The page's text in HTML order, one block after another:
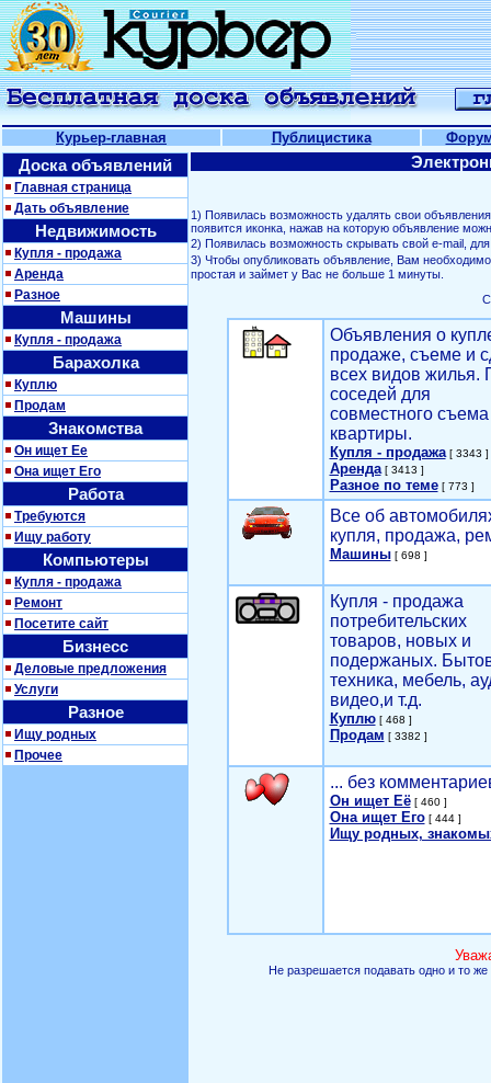
Курьер-главная Публицистика
Доска объявлений
Главная страница
Дать объявление
Недвижимость
Купля - продажа
Аренда
Разное
Машины
Купля - продажа
Барахолка
Куплю
Продам
Знакомства
Он ищет Ее
Она ищет Его
Работа
Требуются
Ищу работу
Компьютеры
Купля - продажа
Ремонт
Посетите сайт
Бизнесс
Деловые предложения
Услуги
Разное
Ищу родных
Прочее
1) Появилась возможность удалять свои
появится иконка, нажав на которую объявление
2) Появилась возможность скрывать свой е-mail,
3) Чтобы опубликовать объявление, Вам
простая и займет у Вас не больше 1 минуты.
Объявления о
продаже, съеме и
всех видов жилья.
соседей для
совместного съема
квартиры.
Купля - продажа[ 3343 ]
Аренда[ 3413 ]
Разное по теме[ 773 ]
Все об
купля, продажа,
Машины[ 698 ]
Купля - продажа
потребительских
товаров, новых и
подержаных.
техника, мебель,
видео,и т.д.
Куплю[ 468 ]
Продам [ 3382 ]
... без
Он ищет Её[ 460 ]
Она ищет Его[ 444 ]
Ищу родных,
Не разрешается подавать одно и то